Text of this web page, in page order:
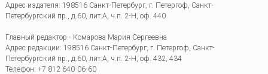
Адрес издателя: 198516 Санкт-Петербург, г. Петергоф, Санкт-
Петербургский пр., д.60, лит.А, ч.п. 2-Н, оф. 440
Главный редактор - Комарова Мария Сергеевна
Адрес редакции: 198516 Санкт-Петербург, г. Петергоф, Санкт-
Петербургский пр., д.60, лит.А, ч.п. 2-Н, оф. 432, 434
Телефон: +7 812 640-06-60